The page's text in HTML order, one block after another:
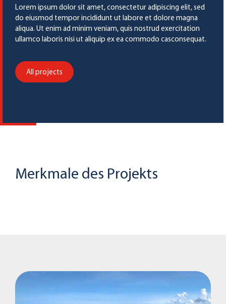
Lorem ipsum dolor sit amet, consectetur adipiscing elit, sed
do eiusmod tempor incididunt ut labore et dolore magna
aliqua. Ut enim ad minim veniam, quis nostrud exercitation
ullamco laboris nisi ut aliquip ex ea commodo casconsequat.
All projects
Merkmale des Projekts